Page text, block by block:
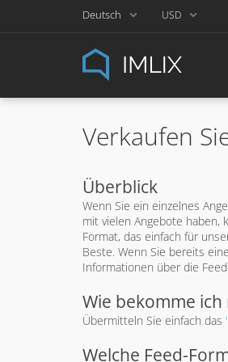
Deutsch USD
Verkaufen
Überblick
Wenn Sie ein einzelnes
mit vielen Angebote haben,
Format, das einfach für
Beste. Wenn Sie bereits
Informationen über die
Wie bekomme ich
Übermitteln Sie einfach das
Welche Feed-